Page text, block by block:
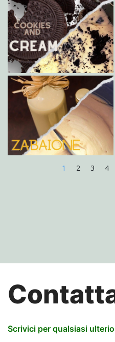
1 2 3 4
Scrivici per qualsiasi